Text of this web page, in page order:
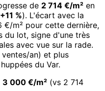
de 2 714 €/m² en
+11 %). L'écart avec la
€/m² pour cette dernière,
du lot, signe d'une très
avec vue sur la rade.
an) et plus
du Var.
3 000 €/m² (vs 2 714